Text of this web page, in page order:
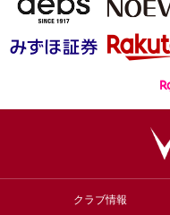
クラブ情報